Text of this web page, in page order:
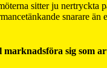
sitter ju nertryckta
snarare
sig som